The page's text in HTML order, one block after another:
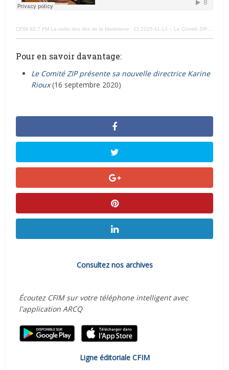
CFIM 92,7 FM La radio des Iles de la Madeleine · CI 2025-11-13 – Le Comité ZIP accueille son nouveau directeur, Jean-Philippe Lepage
Pour en savoir davantage:
Le Comité ZIP présente sa nouvelle directrice Karine
Rioux(16 septembre 2020)
Consultez nos archives
Écoutez CFIM sur votre téléphone intelligent avec
l'application ARCQ
Ligne éditoriale CFIM